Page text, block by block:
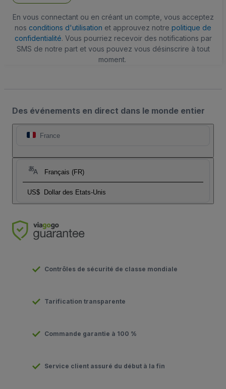
En vous connectant ou en créant un compte, vous acceptez
nos conditions d'utilisation et approuvez notre politique de
confidentialité. Vous pourriez recevoir des notifications par
SMS de notre part et vous pouvez vous désinscrire à tout
moment.
Des événements en direct dans le monde entier
France
Français (FR)
US$ Dollar des Etats-Unis
Contrôles de sécurité de classe mondiale
Tarification transparente
Commande garantie à 100 %
Service client assuré du début à la fin